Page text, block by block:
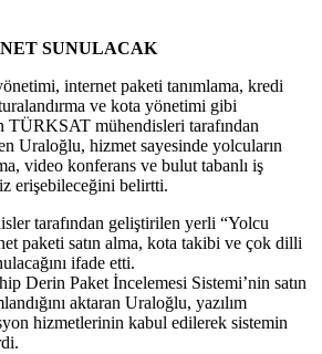
SUNULACAK
internet paketi tanımlama, kredi
ve kota yönetimi gibi
TÜRKSAT mühendisleri tarafından
Uraloğlu, hizmet sayesinde yolcuların
video konferans ve bulut tabanlı iş
erişebileceğini belirtti.
tarafından geliştirilen yerli “Yolcu
paketi satın alma, kota takibi ve çok dilli
ifade etti.
Derin Paket İncelemesi Sistemi’nin satın
aktaran Uraloğlu, yazılım
hizmetlerinin kabul edilerek sistemin